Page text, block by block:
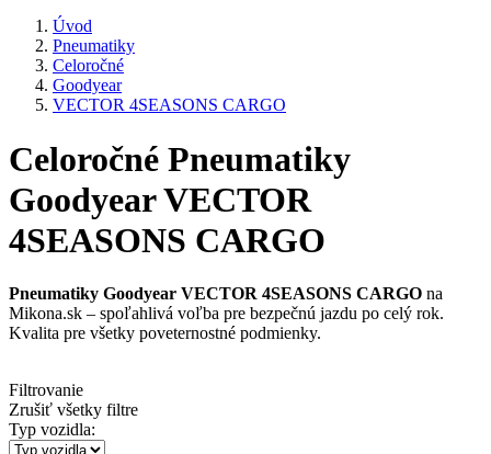
Úvod
Pneumatiky
Celoročné
Goodyear
VECTOR 4SEASONS CARGO
Celoročné Pneumatiky
Goodyear VECTOR
4SEASONS CARGO
Pneumatiky Goodyear VECTOR 4SEASONS CARGO na
Mikona.sk – spoľahlivá voľba pre bezpečnú jazdu po celý rok.
Kvalita pre všetky poveternostné podmienky.
Filtrovanie
Zrušiť všetky filtre
Typ vozidla: